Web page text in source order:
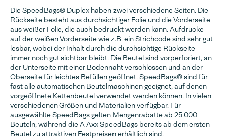
Die SpeedBags® Duplex haben zwei verschiedene Seiten. Die
Rückseite besteht aus durchsichtiger Folie und die Vorderseite
aus weißer Folie, die auch bedruckt werden kann. Aufdrucke
auf der weißen Vorderseite wie z.B. ein Strichcode sind sehr gut
lesbar, wobei der Inhalt durch die durchsichtige Rückseite
immer noch gut sichtbar bleibt. Die Beutel sind vorperforiert, an
der Unterseite mit einer Bodennaht verschlossen und an der
Oberseite für leichtes Befüllen geöffnet. SpeedBags® sind für
fast alle automatischen Beutelmaschinen geeignet, auf denen
vorgeöffnete Kettenbeutel verwendet werden können. In vielen
verschiedenen Größen und Materialien verfügbar. Für
ausgewählte SpeedBags gelten Mengenrabatte ab 25.000
Beuteln, während die A Axx SpeedBags bereits ab dem ersten
Beutel zu attraktiven Festpreisen erhältlich sind.